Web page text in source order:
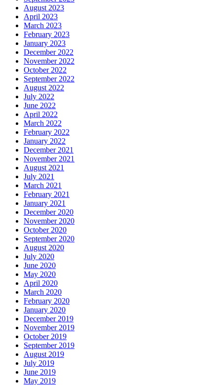
August 2023
April 2023
March 2023
February 2023
January 2023
December 2022
November 2022
October 2022
September 2022
August 2022
July 2022
June 2022
April 2022
March 2022
February 2022
January 2022
December 2021
November 2021
August 2021
July 2021
March 2021
February 2021
January 2021
December 2020
November 2020
October 2020
September 2020
August 2020
July 2020
June 2020
May 2020
April 2020
March 2020
February 2020
January 2020
December 2019
November 2019
October 2019
September 2019
August 2019
July 2019
June 2019
May 2019